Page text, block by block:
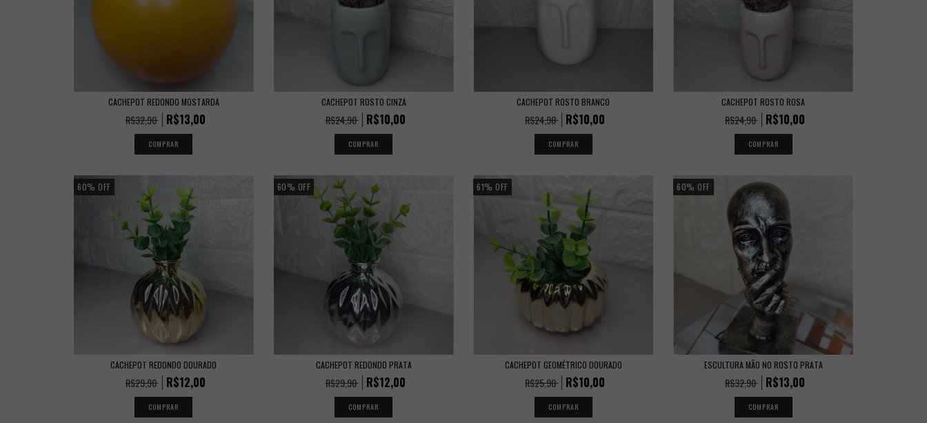
CACHEPOT REDONDO MOSTARDA
R$32,90 R$13,00
CACHEPOT ROSTO CINZA
R$24,90 R$10,00
CACHEPOT ROSTO BRANCO
R$24,90 R$10,00
CACHEPOT ROSTO ROSA
R$24,90 R$10,00
60% OFF
CACHEPOT REDONDO DOURADO
R$29,90 R$12,00
60% OFF
CACHEPOT REDONDO PRATA
R$29,90 R$12,00
61% OFF
CACHEPOT GEOMÉTRICO DOURADO
R$25,90 R$10,00
60% OFF
ESCULTURA MÃO NO ROSTO PRATA
R$32,90 R$13,00